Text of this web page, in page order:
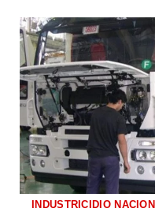
INDUSTRICIDIO